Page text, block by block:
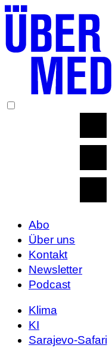
Abo
Über uns
Kontakt
Newsletter
Podcast
Klima
KI
Sarajevo-Safari